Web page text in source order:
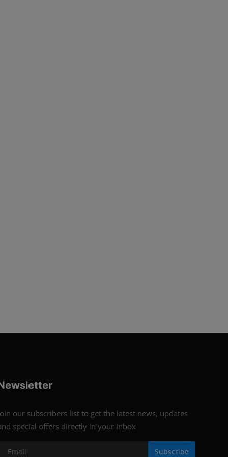
our subscribers list to get the latest news, updates
special offers directly in your inbox
Subscribe